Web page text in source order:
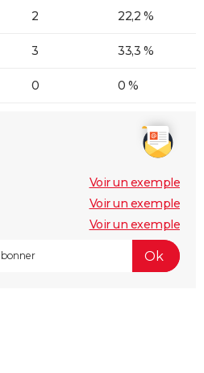
2 22,2 %
3 33,3 %
0 0 %
Voir un exemple
Voir un exemple
Voir un exemple